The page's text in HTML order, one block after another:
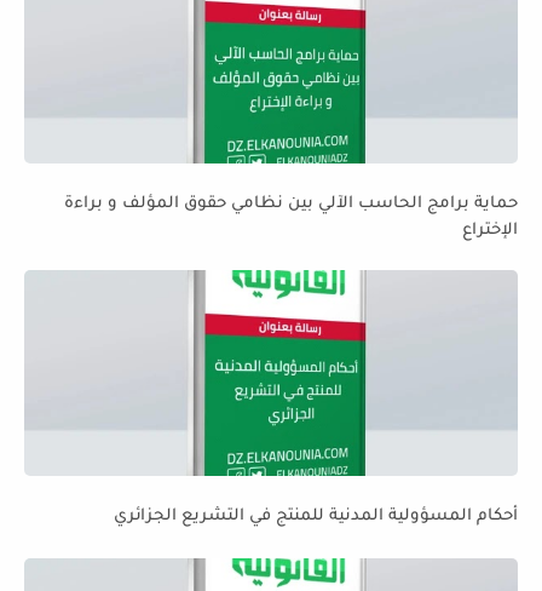
حماية برامج الحاسب الآلي بين نظامي حقوق المؤلف و براءة
الإختراع
أحكام المسؤولية المدنية للمنتج في التشريع الجزائري